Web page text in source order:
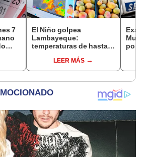
7
El Niño golpea
Lambayeque:
temperaturas de hasta
producción de mango y
palta
LEER MÁS
por